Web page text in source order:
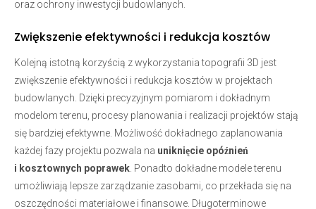
oraz ochrony inwestycji budowlanych.
Zwiększenie efektywności i redukcja kosztów
Kolejną istotną korzyścią z wykorzystania topografii 3D jest
zwiększenie efektywności i redukcja kosztów w projektach
budowlanych. Dzięki precyzyjnym pomiarom i dokładnym
modelom terenu, procesy planowania i realizacji projektów stają
się bardziej efektywne. Możliwość dokładnego zaplanowania
każdej fazy projektu pozwala na uniknięcie opóźnień
i kosztownych poprawek . Ponadto dokładne modele terenu
umożliwiają lepsze zarządzanie zasobami, co przekłada się na
oszczędności materiałowe i finansowe. Długoterminowe